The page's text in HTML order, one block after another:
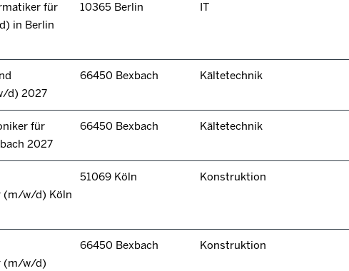
für
in Berlin
10365 Berlin IT
d) 2027
66450 Bexbach Kältetechnik
für
2027
66450 Bexbach Kältetechnik
(m/w/d) Köln
51069 Köln Konstruktion
(m/w/d)
66450 Bexbach Konstruktion